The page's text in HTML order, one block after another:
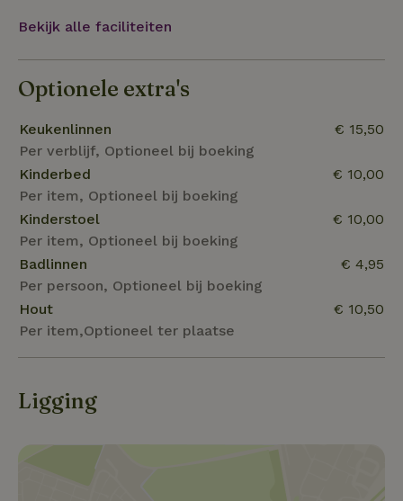
Bekijk alle faciliteiten
Optionele extra's
Keukenlinnen
Per verblijf, Optioneel bij boeking
€ 15,50
Kinderbed
Per item, Optioneel bij boeking
€ 10,00
Kinderstoel
Per item, Optioneel bij boeking
€ 10,00
Badlinnen
Per persoon, Optioneel bij boeking
€ 4,95
Hout
Per item,Optioneel ter plaatse
€ 10,50
Ligging